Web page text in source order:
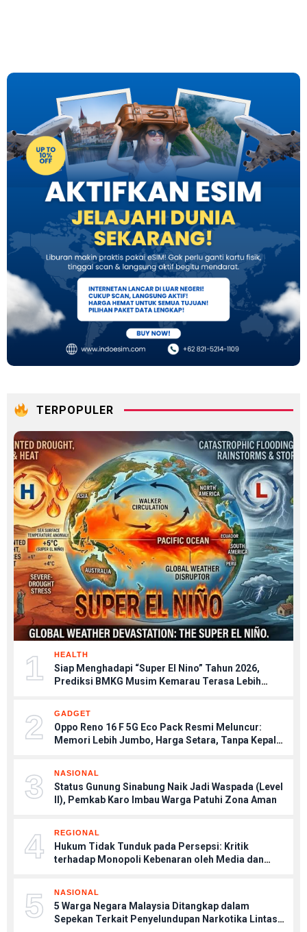
TERPOPULER
1 HEALTH
Siap Menghadapi “Super El Nino” Tahun 2026,
Prediksi BMKG Musim Kemarau Terasa Lebih
2 GADGET
Oppo Reno 16 F 5G Eco Pack Resmi Meluncur:
Memori Lebih Jumbo, Harga Setara, Tanpa Kepala
3 NASIONAL
Status Gunung Sinabung Naik Jadi Waspada (Level
II), Pemkab Karo Imbau Warga Patuhi Zona Aman
4 REGIONAL
Hukum Tidak Tunduk pada Persepsi: Kritik
terhadap Monopoli Kebenaran oleh Media dan
5 NASIONAL
5 Warga Negara Malaysia Ditangkap dalam
Sepekan Terkait Penyelundupan Narkotika Lintas